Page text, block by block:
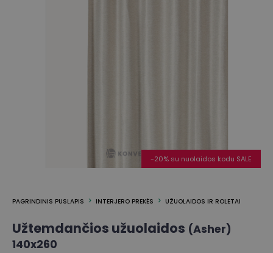
-20% su nuolaidos kodu SALE
PAGRINDINIS PUSLAPIS INTERJERO PREKĖS UŽUOLAIDOS IR ROLETAI
Užtemdančios užuolaidos (Asher)
140x260